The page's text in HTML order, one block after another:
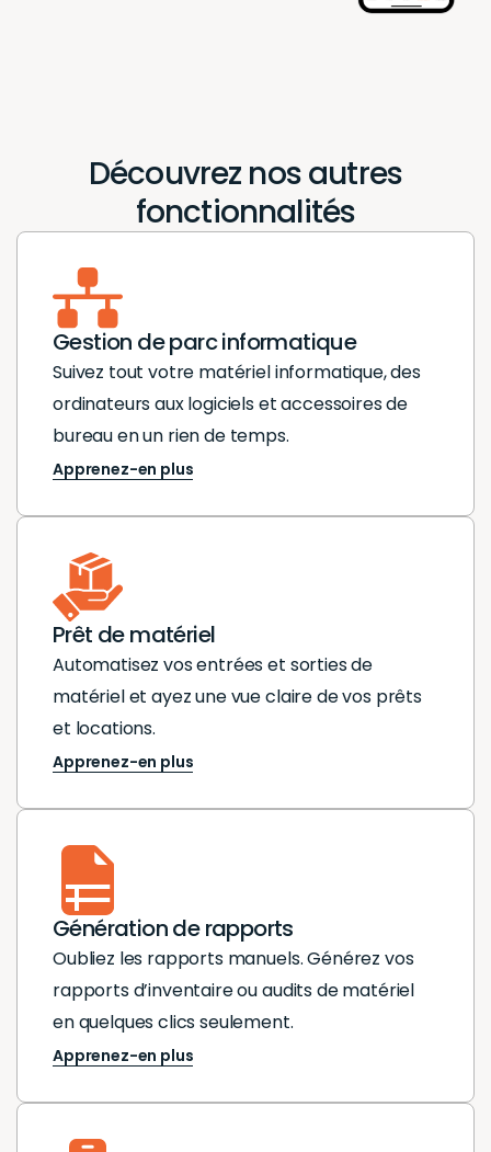
Découvrez nos autres
fonctionnalités
Gestion de parc informatique
Suivez tout votre matériel informatique, des
ordinateurs aux logiciels et accessoires de
bureau en un rien de temps.
Apprenez-en plus
Prêt de matériel
Automatisez vos entrées et sorties de
matériel et ayez une vue claire de vos prêts
et locations.
Apprenez-en plus
Génération de rapports
Oubliez les rapports manuels. Générez vos
rapports d’inventaire ou audits de matériel
en quelques clics seulement.
Apprenez-en plus